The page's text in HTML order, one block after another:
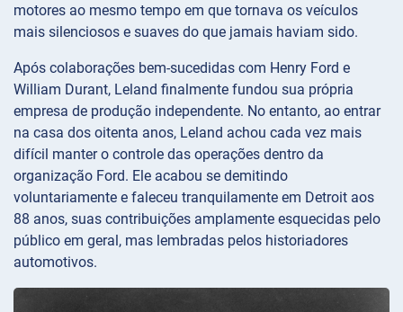
motores ao mesmo tempo em que tornava os veículos
mais silenciosos e suaves do que jamais haviam sido.
Após colaborações bem-sucedidas com Henry Ford e
William Durant, Leland finalmente fundou sua própria
empresa de produção independente. No entanto, ao entrar
na casa dos oitenta anos, Leland achou cada vez mais
difícil manter o controle das operações dentro da
organização Ford. Ele acabou se demitindo
voluntariamente e faleceu tranquilamente em Detroit aos
88 anos, suas contribuições amplamente esquecidas pelo
público em geral, mas lembradas pelos historiadores
automotivos.